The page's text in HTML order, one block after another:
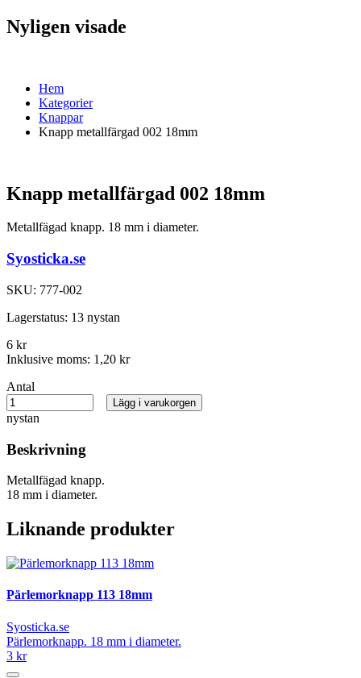
Nyligen visade
Hem
Kategorier
Knappar
Knapp metallfärgad 002 18mm
Knapp metallfärgad 002 18mm
Metallfägad knapp. 18 mm i diameter.
Syosticka.se
SKU: 777-002
Lagerstatus: 13 nystan
6 kr
Inklusive moms: 1,20 kr
Antal
nystan
Lägg i varukorgen
Beskrivning
Metallfägad knapp.
18 mm i diameter.
Liknande produkter
Pärlemorknapp 113 18mm
Syosticka.se
Pärlemorknapp. 18 mm i diameter.
3 kr